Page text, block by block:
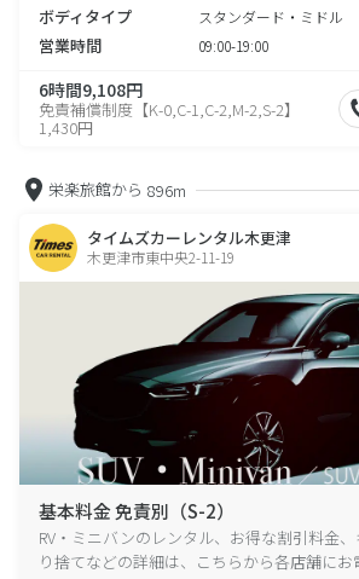
ボディタイプ スタンダード・ミドル
営業時間 09:00-19:00
6時間9,108円
免責補償制度【K-0,C-1,C-2,M-2,S-2】
1,430円
栄楽旅館から 896m
タイムズカーレンタル木更津
木更津市東中央2-11-19
基本料金 免責別（S-2）
RV・ミニバンのレンタル、お得な割引料金
り捨てなどの詳細は、こちらから各店舗にお